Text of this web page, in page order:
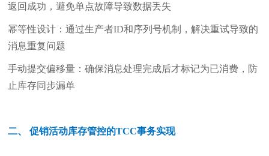
返回成功，避免单点故障导致数据丢失
幂等性设计：通过生产者ID和序列号机制，解决重试导致的
消息重复问题
手动提交偏移量：确保消息处理完成后才标记为已消费，防
止库存同步漏单
二、 促销活动库存管控的TCC事务实现